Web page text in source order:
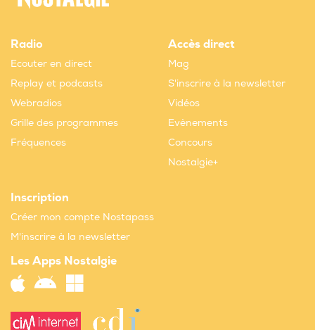
Radio
Ecouter en direct
Replay et podcasts
Webradios
Grille des programmes
Fréquences
Accès direct
Mag
S'inscrire à la newsletter
Vidéos
Evènements
Concours
Nostalgie+
Inscription
Créer mon compte Nostapass
M'inscrire à la newsletter
Les Apps Nostalgie